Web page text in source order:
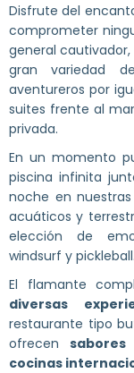
Disfrute del
comprometer
general cautivador,
gran variedad
aventureros por
suites frente al
privada.
En un momento
piscina infinita
noche en
acuáticos y
elección de
windsurf y pickleball.
El flamante
diversas
restaurante tipo
ofrecen sabores
cocinas